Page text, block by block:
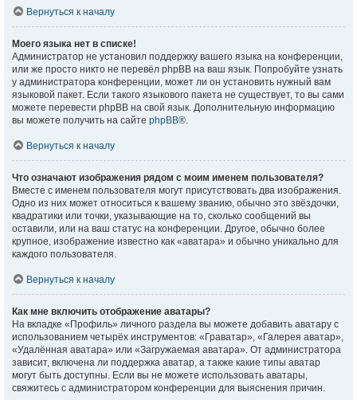
Вернуться к началу
Моего языка нет в списке!
Администратор не установил поддержку вашего языка на конференции,
или же просто никто не перевёл phpBB на ваш язык. Попробуйте узнать
у администратора конференции, может ли он установить нужный вам
языковой пакет. Если такого языкового пакета не существует, то вы сами
можете перевести phpBB на свой язык. Дополнительную информацию
вы можете получить на сайте phpBB®.
Вернуться к началу
Что означают изображения рядом с моим именем пользователя?
Вместе с именем пользователя могут присутствовать два изображения.
Одно из них может относиться к вашему званию, обычно это звёздочки,
квадратики или точки, указывающие на то, сколько сообщений вы
оставили, или на ваш статус на конференции. Другое, обычно более
крупное, изображение известно как «аватара» и обычно уникально для
каждого пользователя.
Вернуться к началу
Как мне включить отображение аватары?
На вкладке «Профиль» личного раздела вы можете добавить аватару с
использованием четырёх инструментов: «Граватар», «Галерея аватар»,
«Удалённая аватара» или «Загружаемая аватара». От администратора
зависит, включена ли поддержка аватар, а также какие типы аватар
могут быть доступны. Если вы не можете использовать аватары,
свяжитесь с администратором конференции для выяснения причин.